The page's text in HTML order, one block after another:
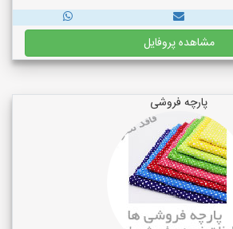
مشاهده پروفایل
پارچه فروشی